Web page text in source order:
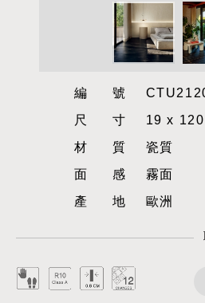
編號
尺寸19 x
材質瓷質
面感霧面
產地歐洲